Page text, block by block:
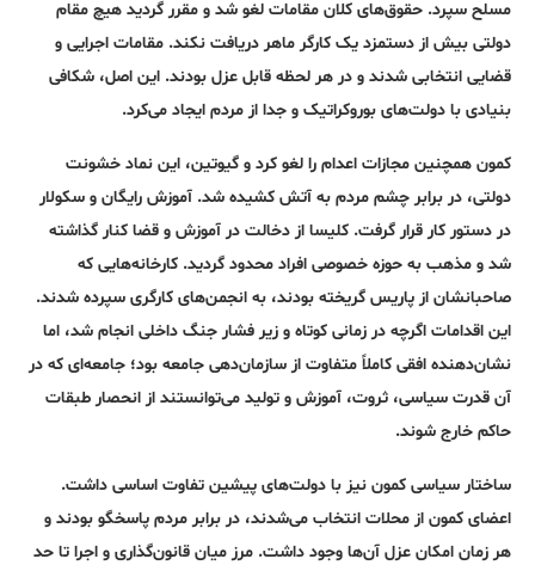
مسلح سپرد. حقوق‌های کلان مقامات لغو شد و مقرر گردید هیچ مقام
دولتی بیش از دستمزد یک کارگر ماهر دریافت نکند. مقامات اجرایی و
قضایی انتخابی شدند و در هر لحظه قابل عزل بودند. این اصل، شکافی
بنیادی با دولت‌های بوروکراتیک و جدا از مردم ایجاد می‌کرد.
کمون همچنین مجازات اعدام را لغو کرد و گیوتین، این نماد خشونت
دولتی، در برابر چشم مردم به آتش کشیده شد. آموزش رایگان و سکولار
در دستور کار قرار گرفت. کلیسا از دخالت در آموزش و قضا کنار گذاشته
شد و مذهب به حوزه خصوصی افراد محدود گردید. کارخانه‌هایی که
صاحبانشان از پاریس گریخته بودند، به انجمن‌های کارگری سپرده شدند.
این اقدامات اگرچه در زمانی کوتاه و زیر فشار جنگ داخلی انجام شد، اما
نشان‌دهنده افقی کاملاً متفاوت از سازمان‌دهی جامعه بود؛ جامعه‌ای که در
آن قدرت سیاسی، ثروت، آموزش و تولید می‌توانستند از انحصار طبقات
حاکم خارج شوند.
ساختار سیاسی کمون نیز با دولت‌های پیشین تفاوت اساسی داشت.
اعضای کمون از محلات انتخاب می‌شدند، در برابر مردم پاسخگو بودند و
هر زمان امکان عزل آن‌ها وجود داشت. مرز میان قانون‌گذاری و اجرا تا حد